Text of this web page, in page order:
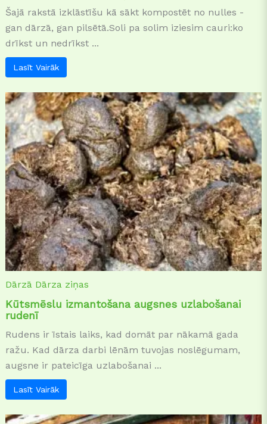
Šajā rakstā izklāstīšu kā sākt kompostēt no nulles -
gan dārzā, gan pilsētā.Soli pa solim iziesim cauri:ko
drīkst un nedrīkst ...
Lasīt Vairāk
Dārzā Dārza ziņas
Kūtsmēslu izmantošana augsnes uzlabošanai
rudenī
Rudens ir īstais laiks, kad domāt par nākamā gada
ražu. Kad dārza darbi lēnām tuvojas noslēgumam,
augsne ir pateicīga uzlabošanai ...
Lasīt Vairāk